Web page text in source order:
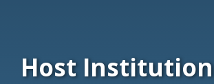
Host Institution